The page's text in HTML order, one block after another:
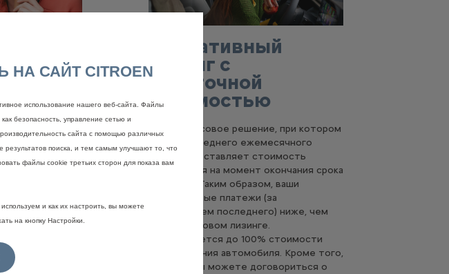
до
это,
с
и
Оперативный
лизинг с
остаточной
стоимостью
Это финансовое решение, при котором
сумма последнего ежемесячного
платежа составляет стоимость
автомобиля на момент окончания срока
договора. Таким образом, ваши
ежемесячные платежи (за
исключением последнего) ниже, чем
при финансовом лизинге.
Финансируется до 100% стоимости
приобретения автомобиля. Кроме того,
у дилера вы можете договориться о
САЙТ CITROEN
использование нашего веб-сайта. Файлы
безопасность, управление сетью и
сайта с помощью различных
результатов поиска, и тем самым улучшают то, что
файлы cookie третьих сторон для показа вам
и как их настроить, вы можете
на кнопку Настройки.